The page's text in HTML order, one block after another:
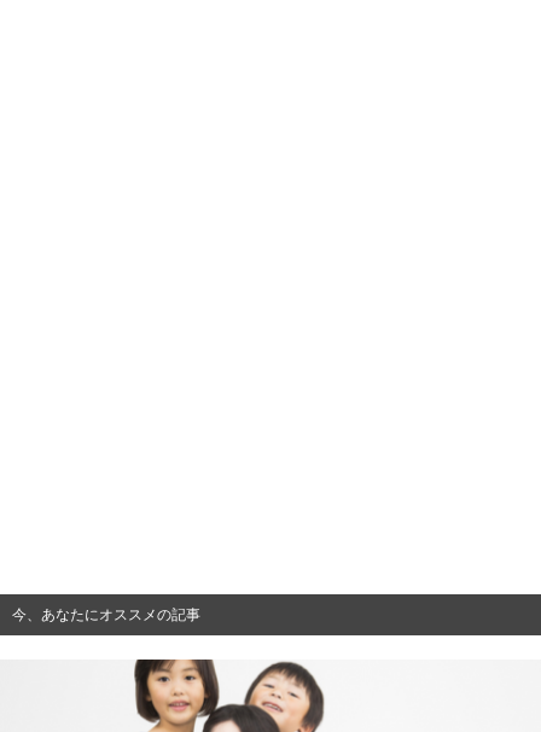
今、あなたにオススメの記事